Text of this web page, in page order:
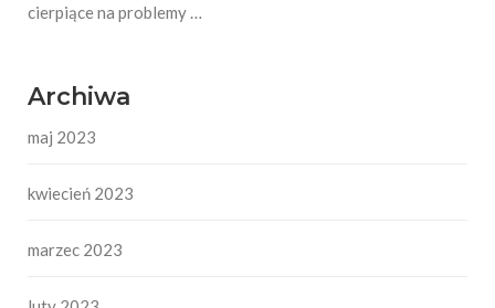
cierpiące na problemy …
Archiwa
maj 2023
kwiecień 2023
marzec 2023